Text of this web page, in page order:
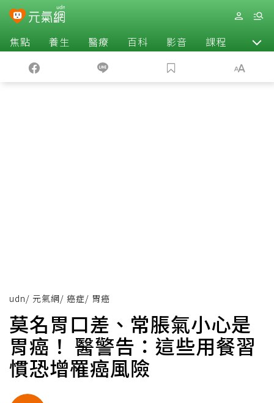
焦點 養生 醫療 百科 影音 課程 退休
udn/ 元氣網/ 癌症/ 胃癌
莫名胃口差、常脹氣小心是
胃癌！ 醫警告：這些用餐習
慣恐增罹癌風險